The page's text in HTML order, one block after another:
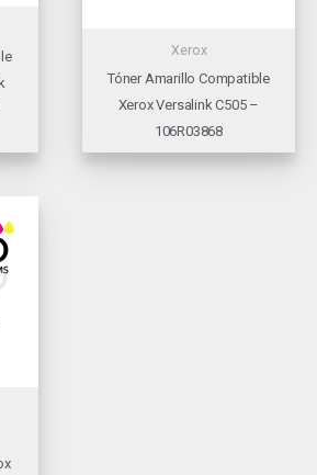
Xerox
Tóner Amarillo Compatible
Xerox Versalink C505 –
106R03868